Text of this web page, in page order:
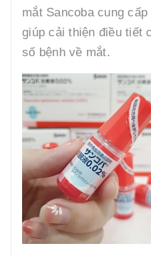
mắt Sancoba cung cấp
giúp cải thiện điều tiết
số bệnh về mắt.